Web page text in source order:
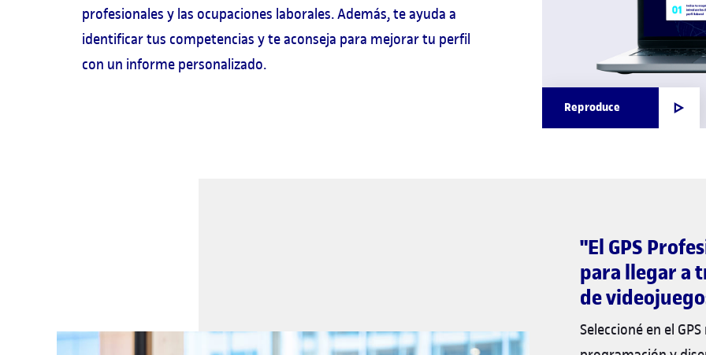
profesionales y las ocupaciones laborales. Además, te ayuda a
identificar tus competencias y te aconseja para mejorar tu perfil
con un informe personalizado.
Reproduce
"El GPS
para llegar a
de
Seleccioné en el